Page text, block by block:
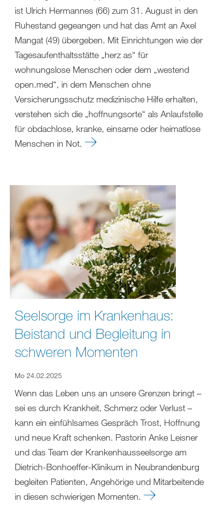
ist Ulrich Hermannes (66) zum 31. August in den
Ruhestand gegeangen und hat das Amt an Axel
Mangat (49) übergeben. Mit Einrichtungen wie der
Tagesaufenthaltsstätte „herz as“ für
wohnungslose Menschen oder dem „westend
open.med“, in dem Menschen ohne
Versicherungsschutz medizinische Hilfe erhalten,
verstehen sich die „hoffnungsorte“ als Anlaufstelle
für obdachlose, kranke, einsame oder heimatlose
Menschen in Not.
Seelsorge im Krankenhaus:
Beistand und Begleitung in
schweren Momenten
Mo 24.02.2025
Wenn das Leben uns an unsere Grenzen bringt –
sei es durch Krankheit, Schmerz oder Verlust –
kann ein einfühlsames Gespräch Trost, Hoffnung
und neue Kraft schenken. Pastorin Anke Leisner
und das Team der Krankenhausseelsorge am
Dietrich-Bonhoeffer-Klinikum in Neubrandenburg
begleiten Patienten, Angehörige und Mitarbeitende
in diesen schwierigen Momenten.